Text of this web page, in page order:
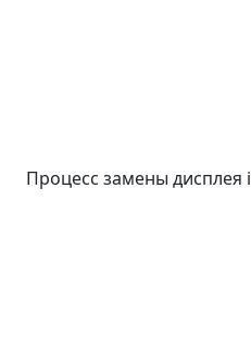
Процесс замены дисплея